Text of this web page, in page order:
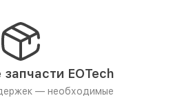
EOTech
— необходимые